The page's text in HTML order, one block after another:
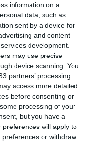
information on a
data, such as
sent by a device for
and content
development.
may use precise
device scanning. You
partners’ processing
access more detailed
before consenting or
processing of your
but you have a
preferences will apply to
preferences or withdraw
resultados ou os
daqui a alguns
equipa suíça. “O
as amizades e as
que retiro deste
e merecida